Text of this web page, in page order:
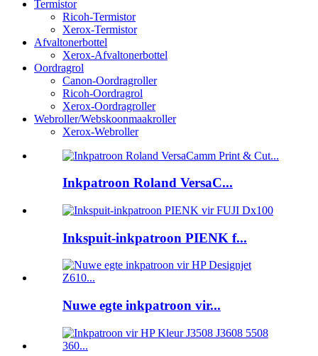
Termistor
Ricoh-Termistor
Xerox-Termistor
Afvaltonerbottel
Xerox-Afvaltonerbottel
Oordragrol
Canon-Oordragroller
Ricoh-Oordragrol
Xerox-Oordragroller
Webroller/Webskoonmaakroller
Xerox-Webroller
Inkpatroon Roland VersaC...
Inkspuit-inkpatroon PIENK f...
Nuwe egte inkpatroon vir...